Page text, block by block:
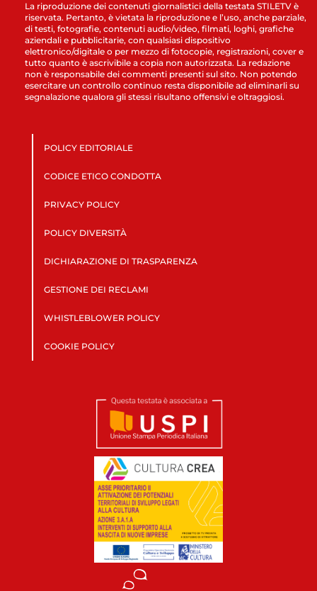
La riproduzione dei contenuti giornalistici della testata STILETV è
riservata. Pertanto, è vietata la riproduzione e l’uso, anche parziale,
di testi, fotografie, contenuti audio/video, filmati, loghi, grafiche
aziendali e pubblicitarie, con qualsiasi dispositivo
elettronico/digitale o per mezzo di fotocopie, registrazioni, cover e
tutto quanto è ascrivibile a copia non autorizzata. La redazione
non è responsabile dei commenti presenti sul sito. Non potendo
esercitare un controllo continuo resta disponibile ad eliminarli su
segnalazione qualora gli stessi risultano offensivi e oltraggiosi.
POLICY EDITORIALE
CODICE ETICO CONDOTTA
PRIVACY POLICY
POLICY DIVERSITÀ
DICHIARAZIONE DI TRASPARENZA
GESTIONE DEI RECLAMI
WHISTLEBLOWER POLICY
COOKIE POLICY